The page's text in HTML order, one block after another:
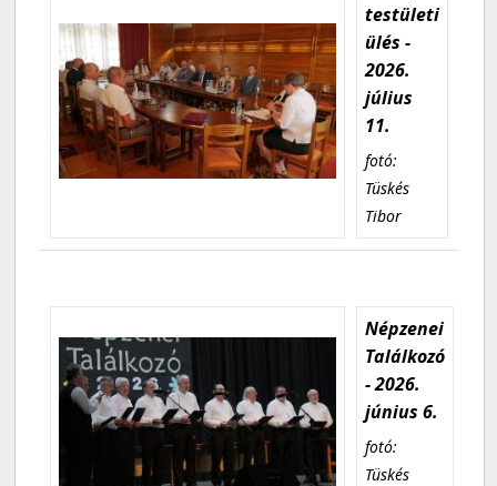
testületi
ülés -
2026.
július
11.
fotó:
Tüskés
Tibor
Népzenei
Találkozó
- 2026.
június 6.
fotó:
Tüskés